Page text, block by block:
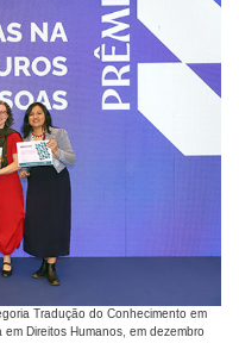
Tradução do Conhecimento em
Direitos Humanos, em dezembro